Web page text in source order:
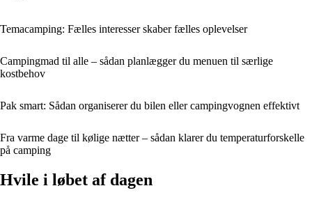
Temacamping: Fælles interesser skaber fælles oplevelser
Campingmad til alle – sådan planlægger du menuen til særlige
kostbehov
Pak smart: Sådan organiserer du bilen eller campingvognen effektivt
Fra varme dage til kølige nætter – sådan klarer du temperaturforskelle
på camping
Hvile i løbet af dagen